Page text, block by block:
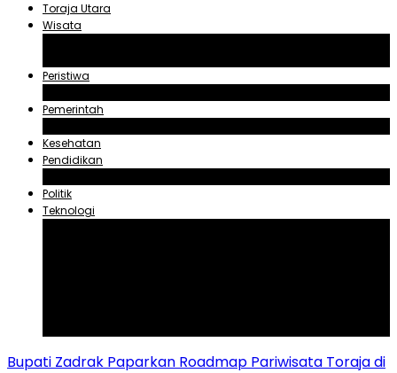
Toraja Utara
Wisata
Peristiwa
Pemerintah
Kesehatan
Pendidikan
Politik
Teknologi
Bupati Zadrak Paparkan Roadmap Pariwisata Toraja di